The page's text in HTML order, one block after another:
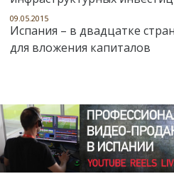
09.05.2015
Испания – в двадцатке
для вложения капиталов